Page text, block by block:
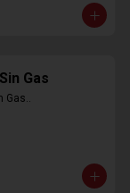
Gas
Gas..